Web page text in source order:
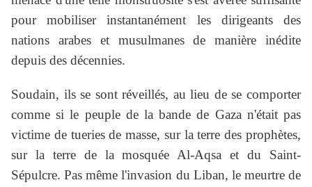
pour mobiliser instantanément les dirigeants des
nations arabes et musulmanes de manière inédite
depuis des décennies.
Soudain, ils se sont réveillés, au lieu de se comporter
comme si le peuple de la bande de Gaza n'était pas
victime de tueries de masse, sur la terre des prophètes,
sur la terre de la mosquée Al-Aqsa et du Saint-
Sépulcre. Pas même l'invasion du Liban, le meurtre de